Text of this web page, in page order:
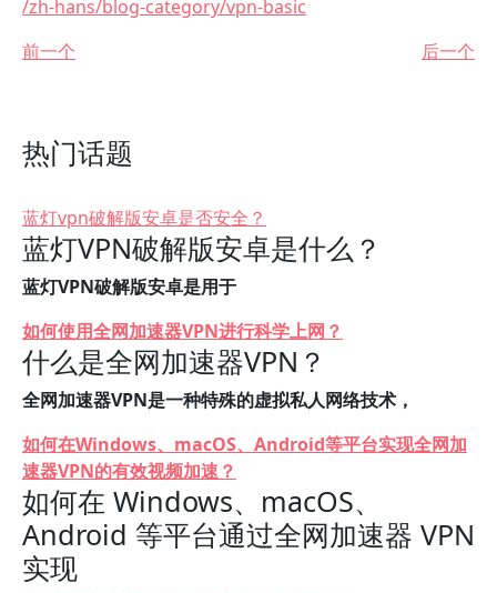
/zh-hans/blog-category/vpn-basic
前一个
后一个
热门话题
蓝灯vpn破解版安卓是否安全？
蓝灯VPN破解版安卓是什么？
蓝灯VPN破解版安卓是用于
如何使用全网加速器VPN进行科学上网？
什么是全网加速器VPN？
全网加速器VPN是一种特殊的虚拟私人网络技术，
如何在Windows、macOS、Android等平台实现全网加
速器VPN的有效视频加速？
如何在 Windows、macOS、
Android 等平台通过全网加速器 VPN
实现